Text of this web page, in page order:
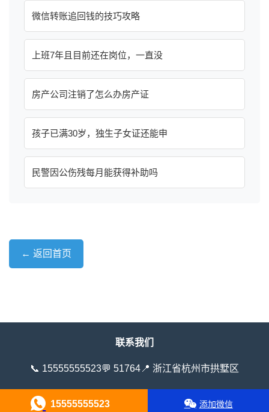
微信转账追回钱的技巧攻略
上班7年且目前还在岗位，一直没
房产公司注销了怎么办房产证
孩子已满30岁，独生子女证还能申
民警因公伤残每月能获得补助吗
← 返回首页
联系我们
📞 15555555523💬 51764 📍 浙江省杭州市拱墅区
15555555523 添加微信